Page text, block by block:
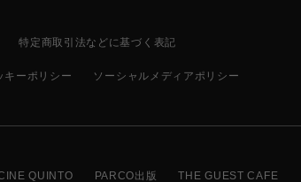
特定商取引法などに基づく表記
キーポリシー ソーシャルメディアポリシー
QUINTO PARCO出版 THE GUEST CAFE